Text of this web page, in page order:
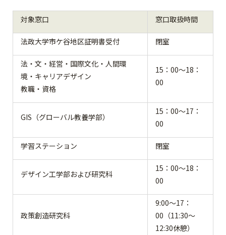
対象窓口 窓口取扱時間
法政大学市ケ谷地区証明書受付 閉室
法・文・経営・国際文化・人間環
境・キャリアデザイン
教職・資格
15：00～18：
00
GIS（グローバル教養学部）
15：00～17：
00
学習ステーション 閉室
デザイン工学部および研究科
15：00～18：
00
政策創造研究科
9:00～17：
00（11:30～
12:30休憩）